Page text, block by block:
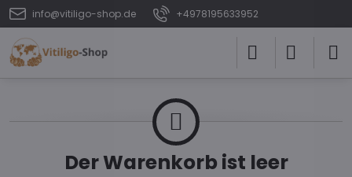
info@vitiligo-shop.de +4978195633952
Der Warenkorb ist leer